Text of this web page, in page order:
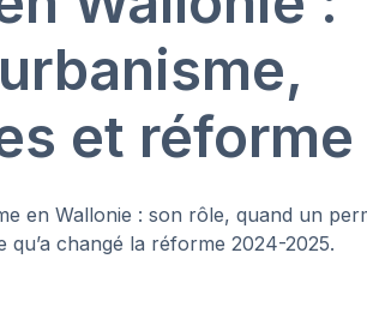
et réforme
en Wallonie : son rôle, quand un
qu’a changé la réforme 2024-2025.